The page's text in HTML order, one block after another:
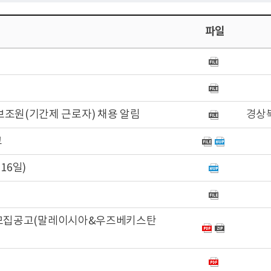
파일
원(기간제 근로자) 채용 알림 경상
일)
공고(말레이시아&우즈베키스탄